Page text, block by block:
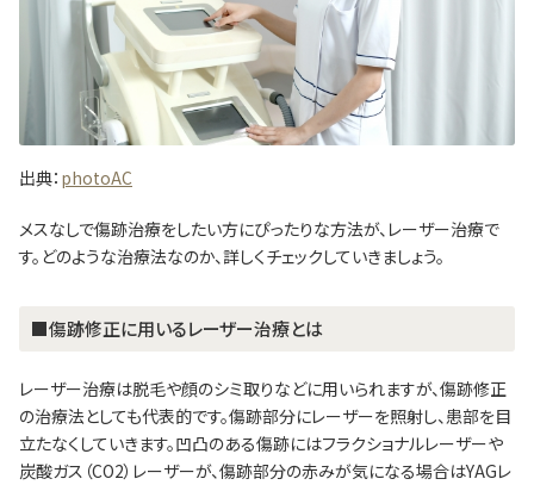
出典： photoAC
メスなしで傷跡治療をしたい方にぴったりな方法が、レーザー治療で
す。どのような治療法なのか、詳しくチェックしていきましょう。
■傷跡修正に用いるレーザー治療とは
レーザー治療は脱毛や顔のシミ取りなどに用いられますが、傷跡修正
の治療法としても代表的です。傷跡部分にレーザーを照射し、患部を目
立たなくしていきます。凹凸のある傷跡にはフラクショナルレーザーや
炭酸ガス（CO2）レーザーが、傷跡部分の赤みが気になる場合はYAGレ